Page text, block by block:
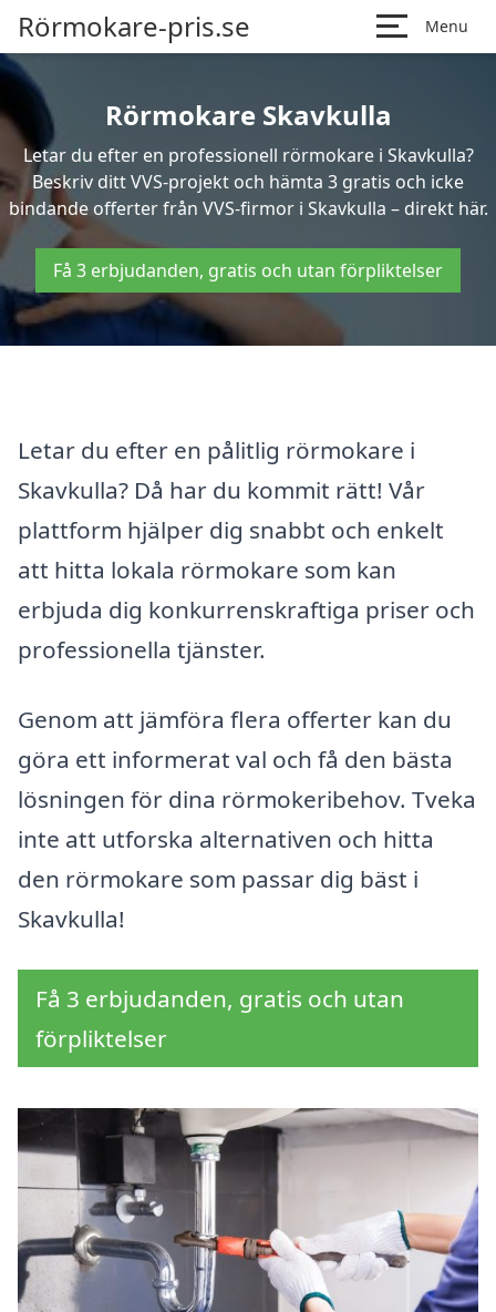
Rörmokare-pris.se Menu
Rörmokare Skavkulla
Letar du efter en professionell rörmokare i Skavkulla?
Beskriv ditt VVS-projekt och hämta 3 gratis och icke
bindande offerter från VVS-firmor i Skavkulla – direkt här.
Få 3 erbjudanden, gratis och utan förpliktelser
Letar du efter en pålitlig rörmokare i
Skavkulla? Då har du kommit rätt! Vår
plattform hjälper dig snabbt och enkelt
att hitta lokala rörmokare som kan
erbjuda dig konkurrenskraftiga priser och
professionella tjänster.
Genom att jämföra flera offerter kan du
göra ett informerat val och få den bästa
lösningen för dina rörmokeribehov. Tveka
inte att utforska alternativen och hitta
den rörmokare som passar dig bäst i
Skavkulla!
Få 3 erbjudanden, gratis och utan
förpliktelser